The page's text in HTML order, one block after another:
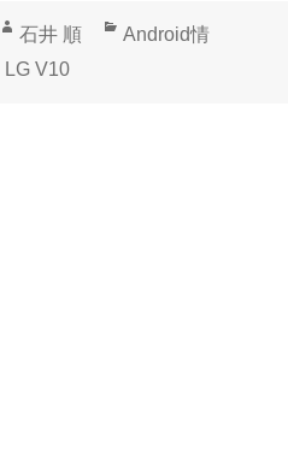
作
成
石井 順
カ
Android情
LG V10